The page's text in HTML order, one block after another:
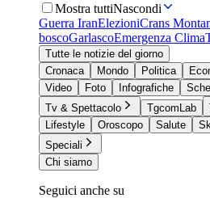
Mostra tuttiNascondi
Guerra IranElezioniCrans
boscoGarlascoEmergenza Clima
Tutte le notizie del giorno
Cronaca
Mondo Politica
Video
Foto Infografiche
Tv & Spettacolo
TgcomLab
Lifestyle
Oroscopo Salute
Speciali
Chi siamo
Seguici anche su